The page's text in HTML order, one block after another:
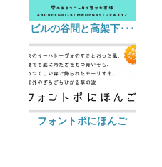
ビルの谷間と高架下･･･
フォントポにほんご